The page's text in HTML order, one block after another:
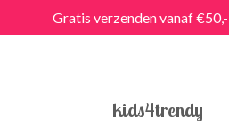
Gratis verzenden vanaf
kids4trendy